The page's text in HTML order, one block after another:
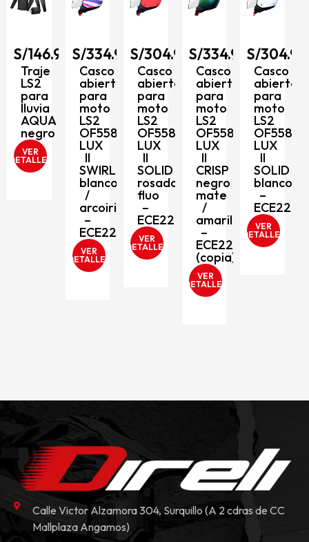
146.90
Traje
LS2
para
lluvia
AQUA
negro
VER
S/ 334.90
Casco
abierto
para
moto
LS2
OF558
LUX
SWIRL
blanco
arcoiris
ECE2206
VER
DETALLES
S/ 304.90
Casco
abierto
para
moto
LS2
OF558
LUX
SOLID
rosado
fluo
ECE2206
VER
DETALLES
S/ 334.90
Casco
abierto
para
moto
LS2
OF558
LUX
CRISP
negro
mate
amarillo
ECE2206
(copia)
VER
DETALLES
S/ 304.90
Casco
abierto
para
moto
LS2
OF558
LUX
SOLID
blanco
ECE2206
VER
DETALLES
Calle Victor Alzamora 304, Surquillo (A 2 cdras de CC
Mallplaza Angamos)